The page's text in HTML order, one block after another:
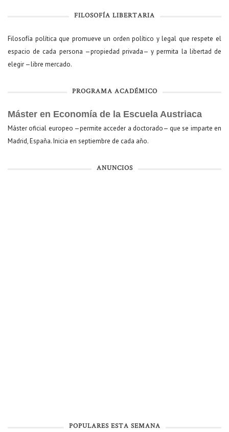
FILOSOFÍA LIBERTARIA
Filosofía política que promueve un orden político y legal que respete el
espacio de cada persona —propiedad privada— y permita la libertad de
elegir —libre mercado.
PROGRAMA ACADÉMICO
Máster en Economía de la Escuela Austriaca
Máster oficial europeo —permite acceder a doctorado— que se imparte en
Madrid, España. Inicia en septiembre de cada año.
ANUNCIOS
POPULARES ESTA SEMANA